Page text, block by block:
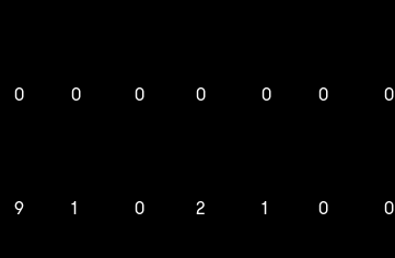
0 0 0 0 0 0 0
9 1 0 2 1 0 0